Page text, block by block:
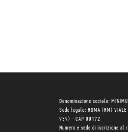
Denominazione sociale:
Sede legale: ROMA (RM) VIALE
939) - CAP 00172
Numero e sede di iscrizione